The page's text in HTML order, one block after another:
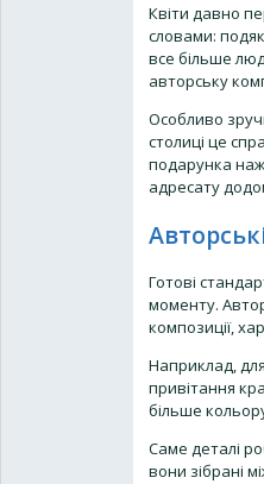
Квіти давно
словами:
все більше
авторську
Особливо
столиці це
подарунка
адресату
Готові
моменту.
композиції,
Наприклад,
привітання
більше
Саме деталі
вони зібрані